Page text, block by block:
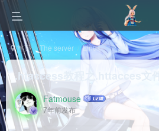
首页 The server Linux 正文
.htaccess教程之.httacces文件
Fatmouse
7年前发布